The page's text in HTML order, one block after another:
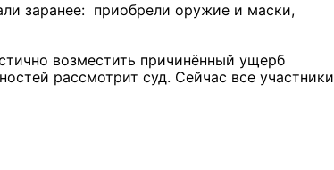
заранее: приобрели оружие и маски,
возместить причинённый ущерб
рассмотрит суд. Сейчас все участники